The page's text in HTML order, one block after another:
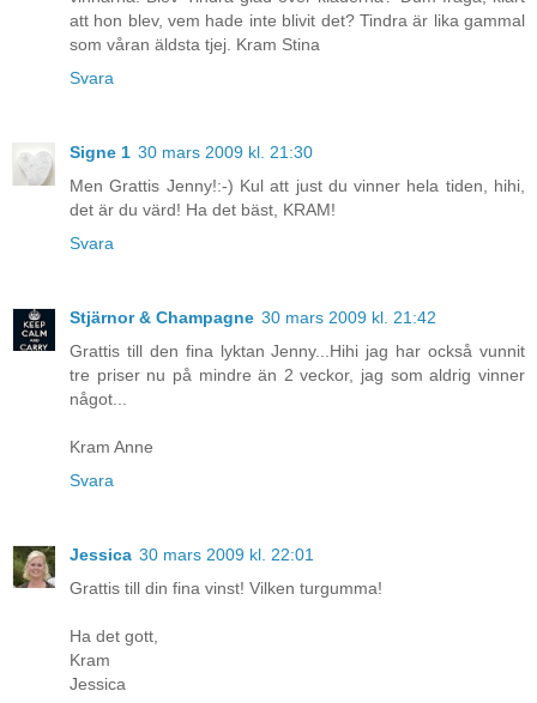
att hon blev, vem hade inte blivit det? Tindra är lika gammal
som våran äldsta tjej. Kram Stina
Svara
Signe 1 30 mars 2009 kl. 21:30
Men Grattis Jenny!:-) Kul att just du vinner hela tiden, hihi,
det är du värd! Ha det bäst, KRAM!
Svara
Stjärnor & Champagne 30 mars 2009 kl. 21:42
Grattis till den fina lyktan Jenny...Hihi jag har också vunnit
tre priser nu på mindre än 2 veckor, jag som aldrig vinner
något...
Kram Anne
Svara
Jessica 30 mars 2009 kl. 22:01
Grattis till din fina vinst! Vilken turgumma!
Ha det gott,
Kram
Jessica